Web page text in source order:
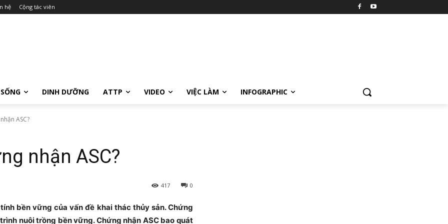
hệ Cộng tác viên
DINH DƯỠNG ATTP VIDEO VIỆC LÀM INFOGRAPHIC
ASC?
nhận ASC?
0
417
bền vững của vấn đề khai thác thủy sản. Chứng
nuôi trồng bền vững. Chứng nhận ASC bao quát